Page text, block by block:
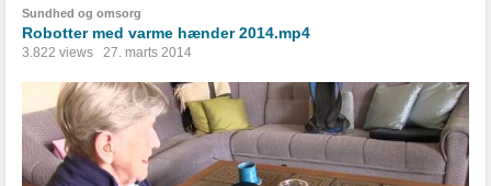
Sundhed og omsorg
Robotter med varme hænder 2014.mp4
3.822 views 27. marts 2014